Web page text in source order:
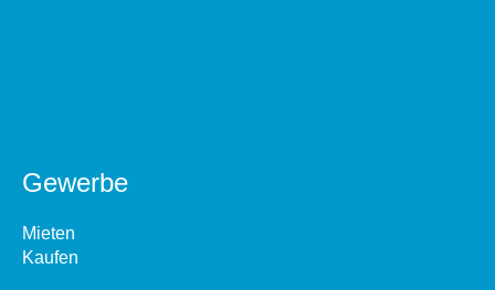
Gewerbe
Mieten
Kaufen